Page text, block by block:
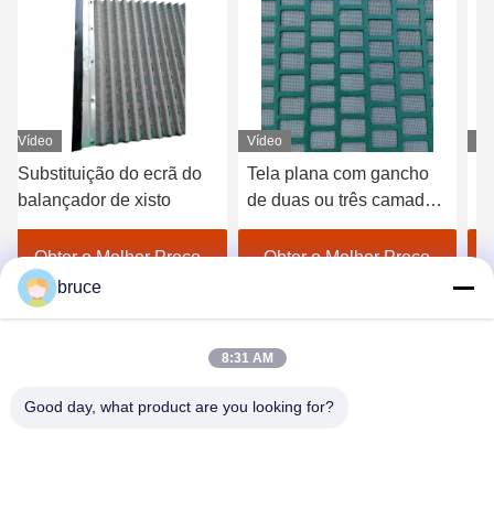
Vídeo
Substituição do ecrã do
balançador de xisto
Obter o Melhor Preço
Vídeo
Tela plana com gancho
de duas ou três camadas,
malha de arame de aço
inoxidável, durável
Obter o Melhor Preço
bruce
8:31 AM
Good day, what product are you looking for?